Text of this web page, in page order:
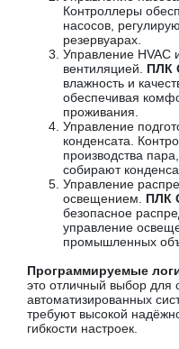
Контроллеры
насосов,
резервуарах.
Управление HVAC
вентиляцией. ПЛК
влажность и
обеспечивая
проживания.
Управление
конденсата.
производства
собирают
Управление
освещением. ПЛК
безопасное
управление
промышленных
Программируемые
это отличный выбор для
автоматизированных
требуют высокой
гибкости настроек.